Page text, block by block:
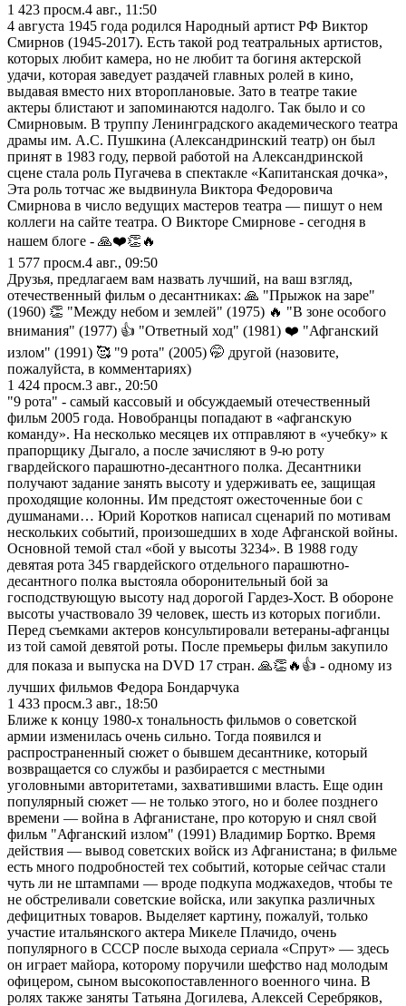
1 423 просм.4 авг., 11:50
4 августа 1945 года родился Народный артист РФ Виктор
Смирнов (1945-2017). Есть такой род театральных артистов,
которых любит камера, но не любит та богиня актерской
удачи, которая заведует раздачей главных ролей в кино,
выдавая вместо них второплановые. Зато в театре такие
актеры блистают и запоминаются надолго. Так было и со
Смирновым. В труппу Ленинградского академического театра
драмы им. А.С. Пушкина (Александринский театр) он был
принят в 1983 году, первой работой на Александринской
сцене стала роль Пугачева в спектакле «Капитанская дочка»,
Эта роль тотчас же выдвинула Виктора Федоровича
Смирнова в число ведущих мастеров театра — пишут о нем
коллеги на сайте театра. О Викторе Смирнове - сегодня в
нашем блоге - 🙏❤️👏🔥
1 577 просм.4 авг., 09:50
Друзья, предлагаем вам назвать лучший, на ваш взгляд,
отечественный фильм о десантниках: 🙏 "Прыжок на заре"
(1960) 👏 "Между небом и землей" (1975) 🔥 "В зоне особого
внимания" (1977) 👍 "Ответный ход" (1981) ❤️ "Афганский
излом" (1991) 🥰 "9 рота" (2005) 🤭 другой (назовите,
пожалуйста, в комментариях)
1 424 просм.3 авг., 20:50
"9 рота" - самый кассовый и обсуждаемый отечественный
фильм 2005 года. Новобранцы попадают в «афганскую
команду». На несколько месяцев их отправляют в «учебку» к
прапорщику Дыгало, а после зачисляют в 9-ю роту
гвардейского парашютно-десантного полка. Десантники
получают задание занять высоту и удерживать ее, защищая
проходящие колонны. Им предстоят ожесточенные бои с
душманами… Юрий Коротков написал сценарий по мотивам
нескольких событий, произошедших в ходе Афганской войны.
Основной темой стал «бой у высоты 3234». В 1988 году
девятая рота 345 гвардейского отдельного парашютно-
десантного полка выстояла оборонительный бой за
господствующую высоту над дорогой Гардез-Хост. В обороне
высоты участвовало 39 человек, шесть из которых погибли.
Перед съемками актеров консультировали ветераны-афганцы
из той самой девятой роты. После премьеры фильм закупило
для показа и выпуска на DVD 17 стран. 🙏👏🔥👍 - одному из
лучших фильмов Федора Бондарчука
1 433 просм.3 авг., 18:50
Ближе к концу 1980-х тональность фильмов о советской
армии изменилась очень сильно. Тогда появился и
распространенный сюжет о бывшем десантнике, который
возвращается со службы и разбирается с местными
уголовными авторитетами, захватившими власть. Еще один
популярный сюжет — не только этого, но и более позднего
времени — война в Афганистане, про которую и снял свой
фильм "Афганский излом" (1991) Владимир Бортко. Время
действия — вывод советских войск из Афганистана; в фильме
есть много подробностей тех событий, которые сейчас стали
чуть ли не штампами — вроде подкупа моджахедов, чтобы те
не обстреливали советские войска, или закупка различных
дефицитных товаров. Выделяет картину, пожалуй, только
участие итальянского актера Микеле Плачидо, очень
популярного в СССР после выхода сериала «Спрут» — здесь
он играет майора, которому поручили шефство над молодым
офицером, сыном высокопоставленного военного чина. В
ролях также заняты Татьяна Догилева, Алексей Серебряков,